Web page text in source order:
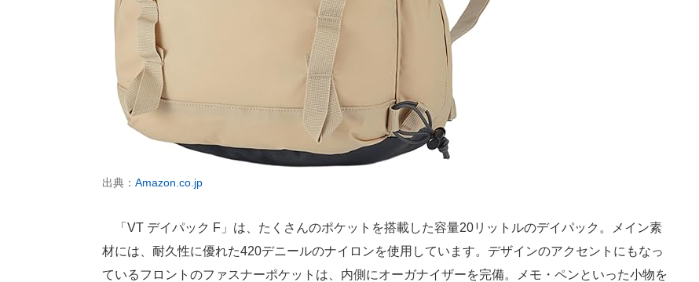
出典： Amazon.co.jp
「VT デイパック F」は、たくさんのポケットを搭載した容量20リットルのデイパック。メイン素
材には、耐久性に優れた420デニールのナイロンを使用しています。デザインのアクセントにもなっ
ているフロントのファスナーポケットは、内側にオーガナイザーを完備。メモ・ペンといった小物を